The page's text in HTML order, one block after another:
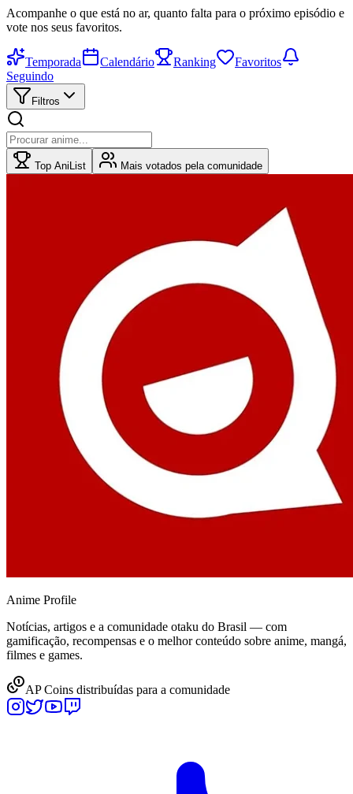
Acompanhe o que está no ar, quanto falta para o próximo episódio e
vote nos seus favoritos.
Temporada Calendário Ranking
Favoritos
Seguindo
Filtros
Top AniList Mais votados pela comunidade
Anime Profile
Notícias, artigos e a comunidade otaku do Brasil — com
gamificação, recompensas e o melhor conteúdo sobre anime, mangá,
filmes e games.
AP Coins distribuídas para a comunidade